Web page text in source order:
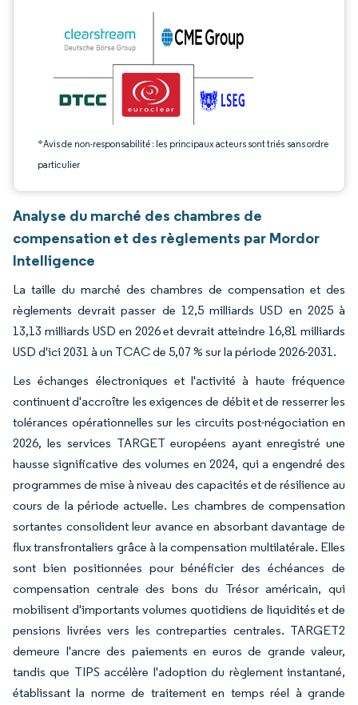
*Avis de non-responsabilité : les principaux acteurs sont triés sans ordre
particulier
Analyse du marché des chambres de
compensation et des règlements par Mordor
Intelligence
La taille du marché des chambres de compensation et des
règlements devrait passer de 12,5 milliards USD en 2025 à
13,13 milliards USD en 2026 et devrait atteindre 16,81 milliards
USD d'ici 2031 à un TCAC de 5,07 % sur la période 2026-2031.
Les échanges électroniques et l'activité à haute fréquence
continuent d'accroître les exigences de débit et de resserrer les
tolérances opérationnelles sur les circuits post-négociation en
2026, les services TARGET européens ayant enregistré une
hausse significative des volumes en 2024, qui a engendré des
programmes de mise à niveau des capacités et de résilience au
cours de la période actuelle. Les chambres de compensation
sortantes consolident leur avance en absorbant davantage de
flux transfrontaliers grâce à la compensation multilatérale. Elles
sont bien positionnées pour bénéficier des échéances de
compensation centrale des bons du Trésor américain, qui
mobilisent d'importants volumes quotidiens de liquidités et de
pensions livrées vers les contreparties centrales. TARGET2
demeure l'ancre des paiements en euros de grande valeur,
tandis que TIPS accélère l'adoption du règlement instantané,
établissant la norme de traitement en temps réel à grande